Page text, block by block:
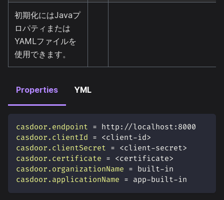
初期化にはJavaプ
ロパティまたは
YAMLファイルを
使用できます。
Properties YML
casdoor.endpoint = http://localhost:8000
casdoor.clientId = <client-id>
casdoor.clientSecret = <client-secret>
casdoor.certificate = <certificate>
casdoor.organizationName = built-in
casdoor.applicationName = app-built-in